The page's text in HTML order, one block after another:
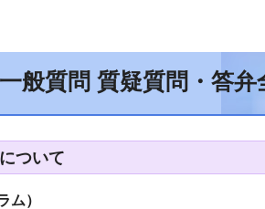
般質問 質疑質問・答弁
ついて
ム）